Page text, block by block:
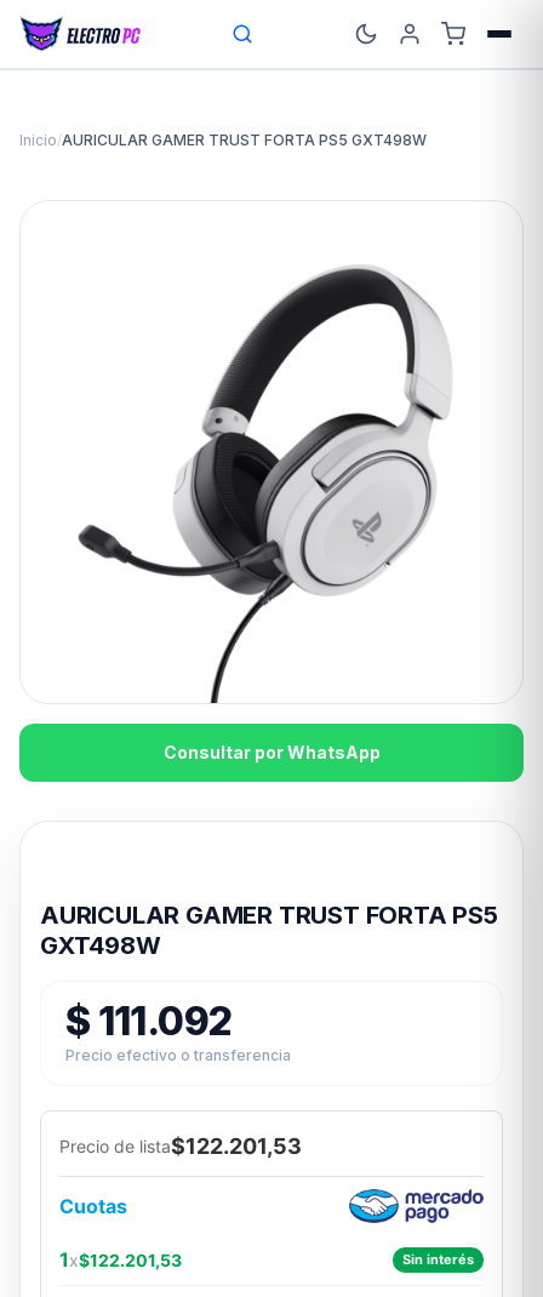
Inicio/AURICULAR GAMER TRUST FORTA PS5 GXT498W
Consultar por WhatsApp
AURICULAR GAMER TRUST FORTA PS5
GXT498W
$ 111.092
Precio efectivo o transferencia
Precio de lista$122.201,53
Cuotas
1x$122.201,53 Sin interés